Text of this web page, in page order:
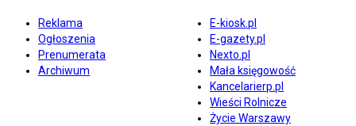
Reklama
Ogłoszenia
Prenumerata
Archiwum
E-kiosk.pl
E-gazety.pl
Nexto.pl
Mała księgowość
Kancelarierp.pl
Wieści Rolnicze
Życie Warszawy